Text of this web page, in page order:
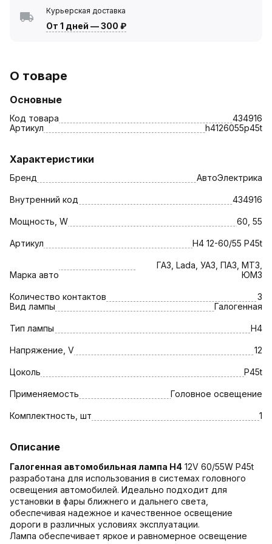
Курьерская доставка
От 1 дней —300 ₽
О товаре
Основные
Код товара
434916
Артикул
h4126055p45t
Характеристики
Бренд АвтоЭлектрика
Внутренний код 434916
Мощность, W 60, 55
Артикул H4 12-60/55 P45t
Марка авто
ГАЗ, Lada, УАЗ, ПАЗ, МТЗ,
ЮМЗ
Количество контактов
3
Вид лампы
Галогенная
Тип лампы H4
Напряжение, V 12
Цоколь P45t
Применяемость Головное освещение
Комплектность, шт 1
Описание
Галогенная автомобильная лампа H4 12V 60/55W P45t
разработана для использования в системах головного
освещения автомобилей. Идеально подходит для
установки в фары ближнего и дальнего света,
обеспечивая надежное и качественное освещение
дороги в различных условиях эксплуатации.
Лампа обеспечивает яркое и равномерное освещение